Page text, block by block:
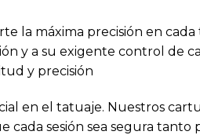
la máxima precisión en
y a su exigente control de
y precisión
en el tatuaje. Nuestros
cada sesión sea segura tanto